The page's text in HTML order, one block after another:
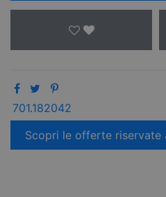
701.182042
Scopri le offerte riservate